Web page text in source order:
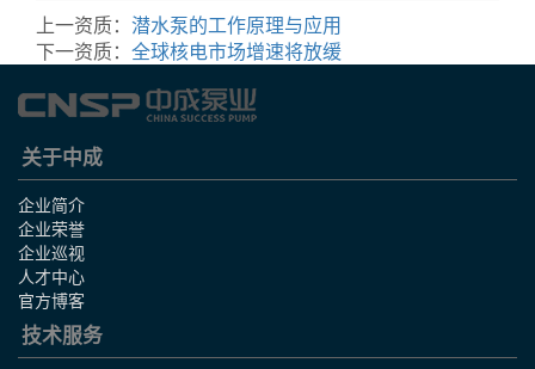
上一资质： 潜水泵的工作原理与应用
下一资质： 全球核电市场增速将放缓
关于中成
企业简介
企业荣誉
企业巡视
人才中心
官方博客
技术服务